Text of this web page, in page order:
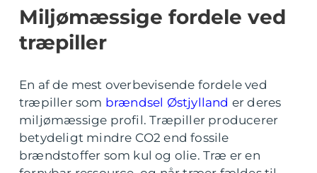
Miljømæssige fordele ved
træpiller
En af de mest overbevisende fordele ved
træpiller som brændsel Østjylland er deres
miljømæssige profil. Træpiller producerer
betydeligt mindre CO2 end fossile
brændstoffer som kul og olie. Træ er en